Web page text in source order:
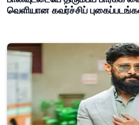
வெளியான கவர்ச்சிப்